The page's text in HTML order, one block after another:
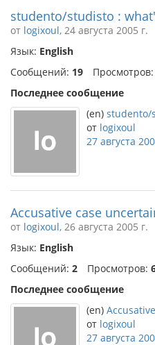
studento/studisto :
от logixoul, 24 августа 2005 г.
Язык: English
Сообщений: 19 Просмотров:
Последнее сообщение
(en) studento/
от logixoul
27 августа
Accusative case
от logixoul, 26 августа 2005 г.
Язык: English
Сообщений: 2 Просмотров:
Последнее сообщение
(en)
от logixoul
27 августа